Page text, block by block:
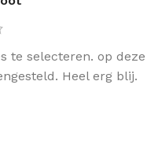
te selecteren. op deze
Heel erg blij.